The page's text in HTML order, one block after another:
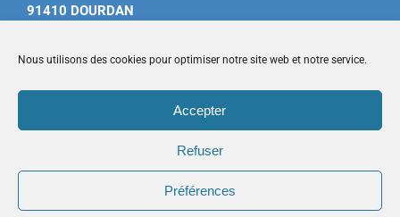
Nous utilisons des cookies pour optimiser notre site web et notre service.
Accepter
Refuser
Préférences
91410 DOURDAN
contact@ccdourdannais.com
Accueil|Plan du site|Mentions légales|Contactez-nous